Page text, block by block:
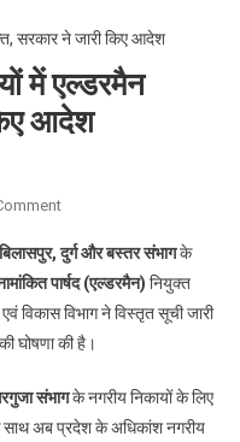
में एल्डरमैन
आदेश
On
के
नगरीय
निकायों
में
नियुक्त,
सरकार
दुर्ग और बस्तर संभागके
पार्षद (एल्डरमैन) नियुक्त
विकास विभाग ने विस्तृत सूची जारी
घोषणा की है।
संभागके नगरीय निकायों के लिए
अब प्रदेश के अधिकांश नगरीय